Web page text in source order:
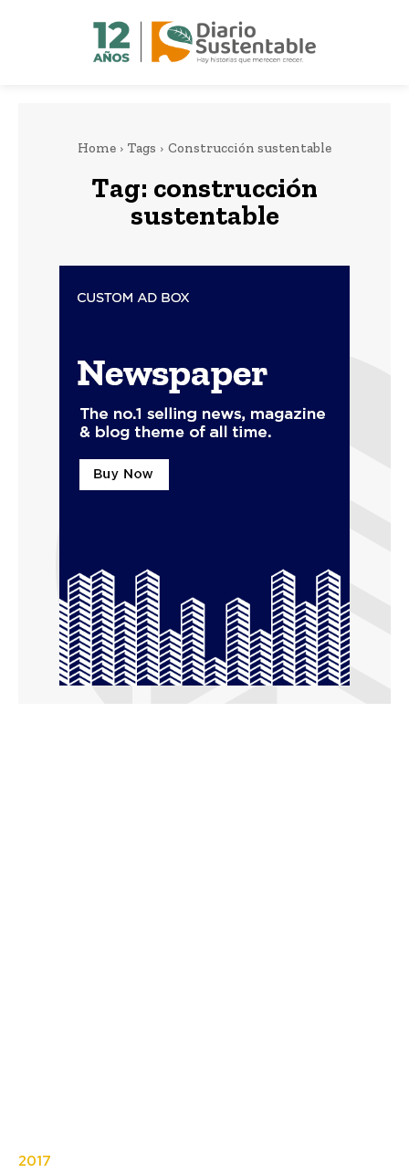
Home Tags Construcción sustentable
Tag: construcción
sustentable
2017